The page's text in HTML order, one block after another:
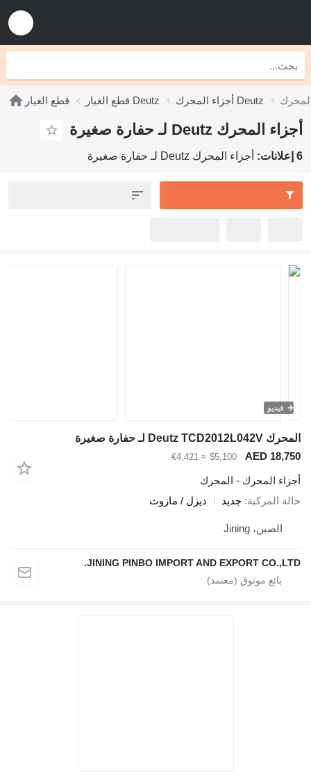
قطع الغيار قطع الغيار Deutz أجزاء المحرك Deutz
أجزاء المحرك Deutz لـ حفارة صغيرة
6 إعلانات: أجزاء المحرك Deutz لـ حفارة صغيرة
فيديو
المحرك Deutz TCD2012L042V لـ حفارة صغيرة
AED 18,750
$5,100
≈ €4,421
أجزاء المحرك - المحرك
حالة المركبة جديد ديزل / مازوت
الصين، Jining
JINING PINBO IMPORT AND EXPORT CO.,LTD.